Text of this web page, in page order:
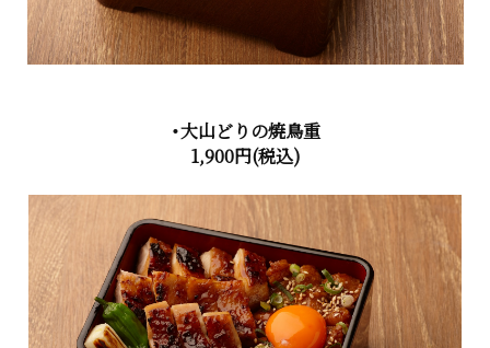
・大山どりの焼鳥重
1,900円(税込)